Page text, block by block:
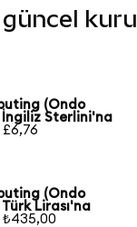
kuru
(Ondo
Sterlini'na
(Ondo
Lirası'na
₺435,00